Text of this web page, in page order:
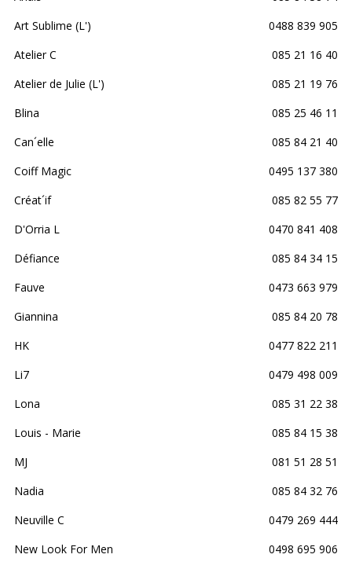
Art Sublime (L')
0488 839 905
Atelier C
085 21 16 40
Atelier de Julie (L')
085 21 19 76
Blina
085 25 46 11
Can´elle
085 84 21 40
Coiff Magic
0495 137 380
Créat´if
085 82 55 77
D'Orria L
0470 841 408
Défiance
085 84 34 15
Fauve
0473 663 979
Giannina
085 84 20 78
HK
0477 822 211
Li7
0479 498 009
Lona
085 31 22 38
Louis - Marie
085 84 15 38
MJ
081 51 28 51
Nadia
085 84 32 76
Neuville C
0479 269 444
New Look For Men
0498 695 906